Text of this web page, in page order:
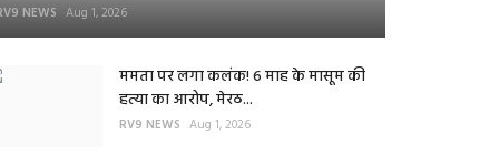
NEWS Aug 1, 2026
ममता पर लगा कलंक! 6 माह के मासूम की
हत्या का आरोप, मेरठ...
RV9 NEWS Aug 1, 2026